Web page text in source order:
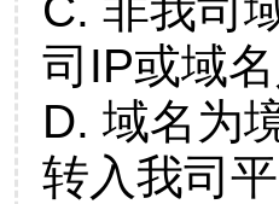
司IP或域
D. 域名为
转入我司平